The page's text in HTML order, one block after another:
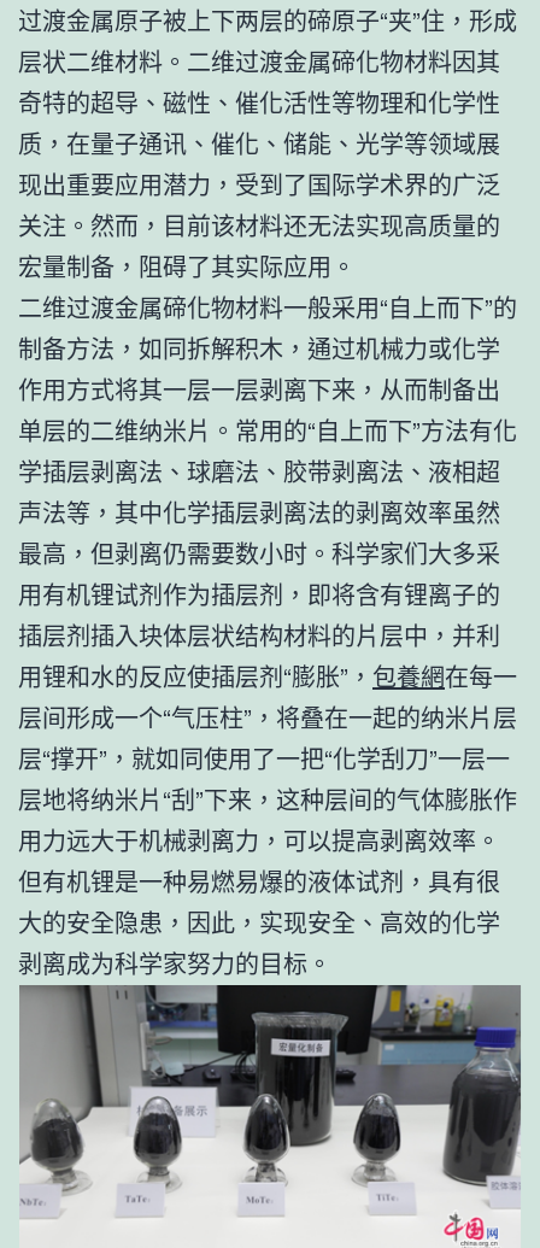
过渡金属原子被上下两层的碲原子“夹”住，形成
层状二维材料。二维过渡金属碲化物材料因其
奇特的超导、磁性、催化活性等物理和化学性
质，在量子通讯、催化、储能、光学等领域展
现出重要应用潜力，受到了国际学术界的广泛
关注。然而，目前该材料还无法实现高质量的
宏量制备，阻碍了其实际应用。
二维过渡金属碲化物材料一般采用“自上而下”的
制备方法，如同拆解积木，通过机械力或化学
作用方式将其一层一层剥离下来，从而制备出
单层的二维纳米片。常用的“自上而下”方法有化
学插层剥离法、球磨法、胶带剥离法、液相超
声法等，其中化学插层剥离法的剥离效率虽然
最高，但剥离仍需要数小时。科学家们大多采
用有机锂试剂作为插层剂，即将含有锂离子的
插层剂插入块体层状结构材料的片层中，并利
用锂和水的反应使插层剂“膨胀”， 包養網在每一
层间形成一个“气压柱”，将叠在一起的纳米片层
层“撑开”，就如同使用了一把“化学刮刀”一层一
层地将纳米片“刮”下来，这种层间的气体膨胀作
用力远大于机械剥离力，可以提高剥离效率。
但有机锂是一种易燃易爆的液体试剂，具有很
大的安全隐患，因此，实现安全、高效的化学
剥离成为科学家努力的目标。